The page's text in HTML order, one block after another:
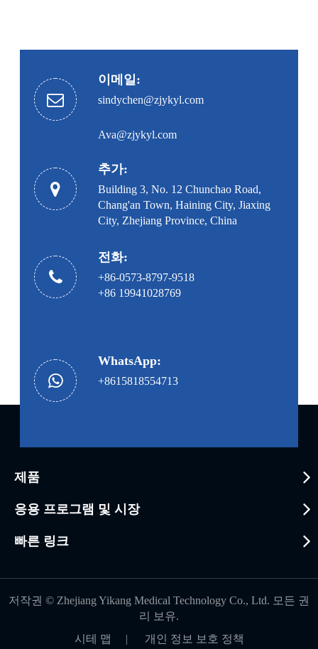
이메일:
sindychen@zjykyl.com
Ava@zjykyl.com
추가:
Building 3, No. 12 Chunchao Road,
Chang'an Town, Haining City, Jiaxing
City, Zhejiang Province, China
전화:
+86-0573-8797-9518
+86 19941028769
WhatsApp:
+8615818554713
제품
응용 프로그램 및 시장
빠른 링크
저작권 © Zhejiang Yikang Medical Technology Co., Ltd. 모든 권
리 보유.
시테 맵 | 개인 정보 보호 정책